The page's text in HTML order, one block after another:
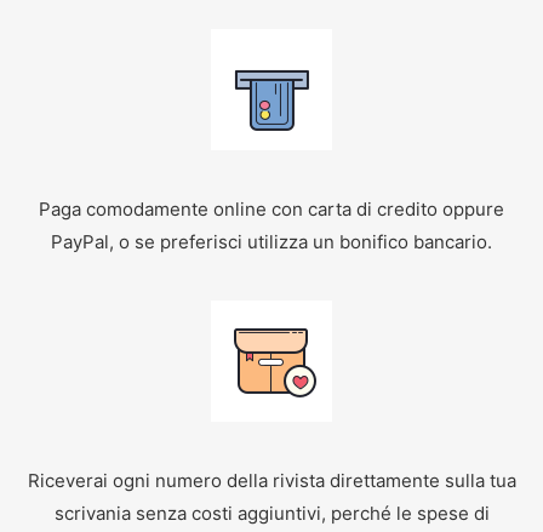
Paga comodamente online con carta di credito oppure
PayPal, o se preferisci utilizza un bonifico bancario.
Riceverai ogni numero della rivista direttamente sulla tua
scrivania senza costi aggiuntivi, perché le spese di